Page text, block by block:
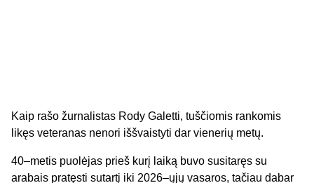
Kaip rašo žurnalistas Rody Galetti, tuščiomis rankomis
likęs veteranas nenori iššvaistyti dar vienerių metų.
40–metis puolėjas prieš kurį laiką buvo susitaręs su
arabais pratęsti sutartį iki 2026–ųjų vasaros, tačiau dabar